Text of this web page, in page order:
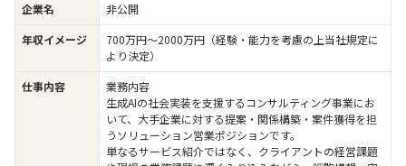
企業名
非公開
年収イメージ
700万円〜2000万円（経験・能力を考慮の上当社規定に
より決定）
仕事内容
業務内容
生成AIの社会実装を支援するコンサルティング事業にお
いて、大手企業に対する提案・関係構築・案件獲得を担
うソリューション営業ポジションです。
単なるサービス紹介ではなく、クライアントの経営課題